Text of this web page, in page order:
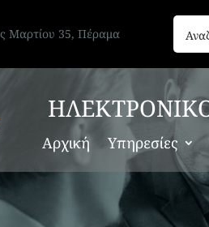
Μαρτίου 35, Πέραμα
Αρχική Υπηρεσίες